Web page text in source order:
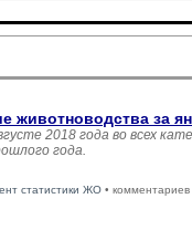
животноводства за
2018 года во всех
года.
статистики ЖО • комментариев